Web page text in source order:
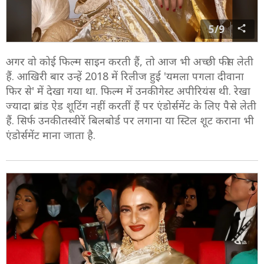
5/9
अगर वो कोई फिल्म साइन करती हैं, तो आज भी अच्छी फीस लेती
हैं. आखिरी बार उन्हें 2018 में रिलीज हुई 'यमला पगला दीवाना
फिर से' में देखा गया था. फिल्म में उनकी गेस्ट अपीरियंस थी. रेखा
ज्यादा ब्रांड ऐड शूटिंग नहीं करतीं हैं पर एंडोर्समेंट के लिए पैसे लेती
हैं. सिर्फ उनकी तस्वीरें बिलबोर्ड पर लगाना या स्टिल शूट कराना भी
एंडोर्समेंट माना जाता है.